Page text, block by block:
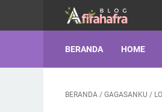
BERANDA HOME
BERANDA / GAGASANKU /